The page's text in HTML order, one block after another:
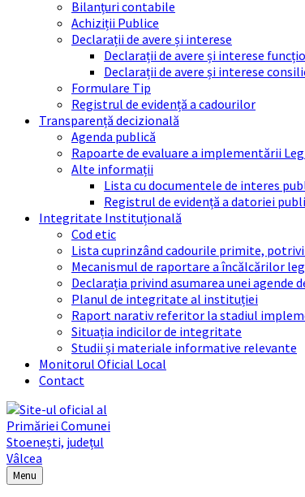
Bilanțuri contabile
Achiziții Publice
Declarații de avere și interese
Declarații de avere și interese
Declarații de avere și interese
Formulare Tip
Registrul de evidență a cadourilor
Transparență decizională
Agenda publică
Rapoarte de evaluare a implementării
Alte informații
Lista cu documentele de interes
Registrul de evidență a datoriei
Integritate Instituțională
Cod etic
Lista cuprinzând cadourile primite,
Mecanismul de raportare a încălcărilor
Declarația privind asumarea unei
Planul de integritate al instituției
Raport narativ referitor la stadiul
Situația indicilor de integritate
Studii și materiale informative relevante
Monitorul Oficial Local
Contact
Menu